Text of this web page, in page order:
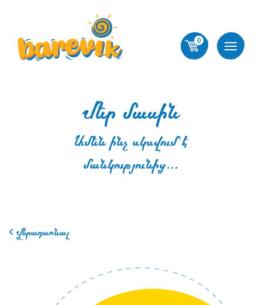
0
Մեր մասին
Ամեն ինչ սկսվում է
մանկությունից․․․
Վերադառնալ